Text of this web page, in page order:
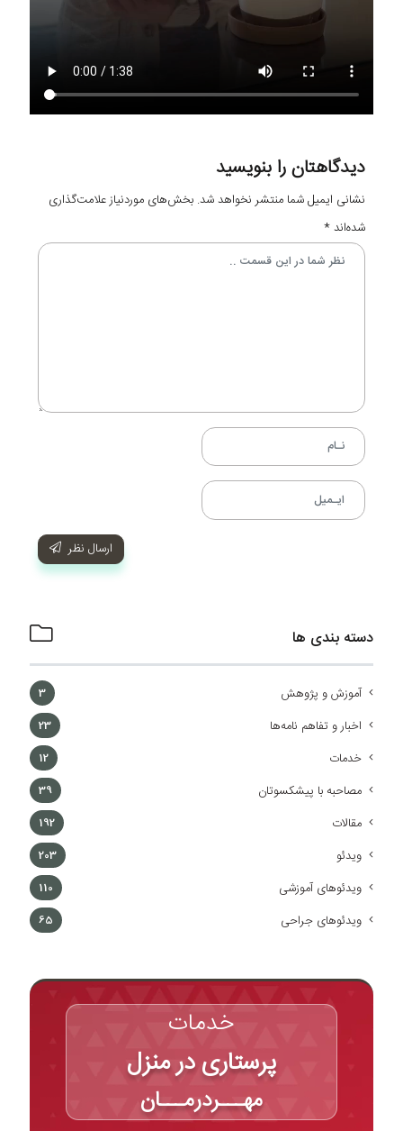
دیدگاهتان را بنویسید
نشانی ایمیل شما منتشر نخواهد شد. بخش‌های موردنیاز علامت‌گذاری
شده‌اند*
ارسال نظر
دسته بندی ها
آموزش و پژوهش 3
اخبار و تفاهم نامه‌ها 23
خدمات 12
مصاحبه با پیشکسوتان 39
مقالات 192
ویدئو 203
ویدئوهای آموزشی 110
ویدئوهای جراحی 65
خدمات
پرستاری در منزل
مهـــردرمـــان